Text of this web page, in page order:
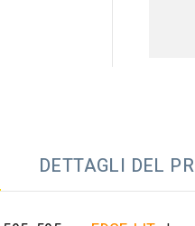
DETTAGLI DEL